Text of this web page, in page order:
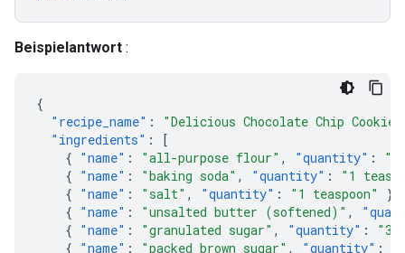
Beispielantwort :
{
"recipe_name" :
"Delicious Chocolate Chip
"ingredients" :
[
{ "name" : "all-purpose flour" , "quantity" :
"2
{ "name" : "baking soda" , "quantity" :
"1
{ "name" : "salt" , "quantity" : "1 teaspoon"
},
{ "name" : "unsalted butter (softened)" ,
{ "name" : "granulated sugar" , "quantity" :
"3/
{ "name" : "packed brown sugar" , "quantity" :